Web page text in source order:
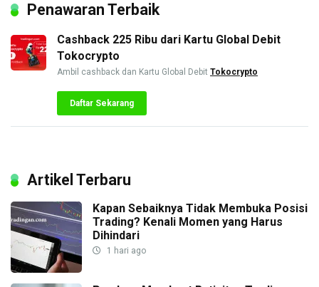
Penawaran Terbaik
Cashback 225 Ribu dari Kartu Global Debit
Tokocrypto
Ambil cashback dan Kartu Global Debit Tokocrypto
Daftar Sekarang
Artikel Terbaru
Kapan Sebaiknya Tidak Membuka Posisi
Trading? Kenali Momen yang Harus
Dihindari
1 hari ago